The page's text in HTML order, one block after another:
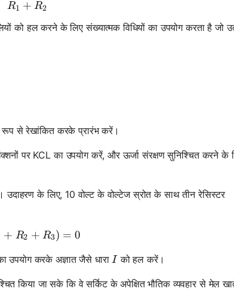
R1 + R2
को हल करने के लिए संख्यात्मक विधियों का उपयोग करता है जो
से रेखांकित करके प्रारंभ करें।
पर KCL का उपयोग करें, और ऊर्जा संरक्षण सुनिश्चित करने के
उदाहरण के लिए, 10 वोल्ट के वोल्टेज स्रोत के साथ तीन रेसिस्टर
10 - I(R_1 + R_2 + R_3) = 0
+ R2 + R3) = 0
उपयोग करके अज्ञात जैसे धारा I
Iको हल करें।
किया जा सके कि वे सर्किट के अपेक्षित भौतिक व्यवहार से मेल